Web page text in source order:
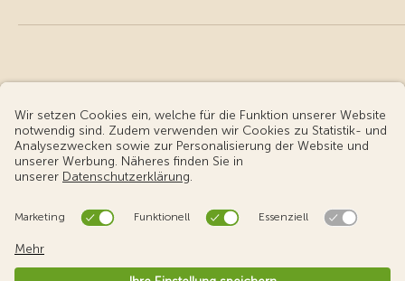
© Touring Club Schweiz
Benutzungsbedingungen - rechtliche Informationen
Cookie-Einstellungen